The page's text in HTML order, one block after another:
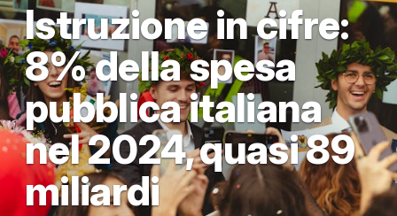
Istruzione in cifre:
8% della spesa
pubblica italiana
nel 2024, quasi 89
miliardi